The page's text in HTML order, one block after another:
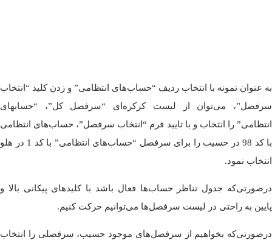
به عنوان نمونه با انتخاب ردیف “حساب‌های انتظامی” و زدن کلید “انتخاب
سرفصل”، می‌توان از لیست کرکره‌ای “سرفصل کل”، “حسابهای
انتظامی” را انتخاب و با تایید فرم “انتخاب سرفصل”، حساب‌های انتظامی
با کد 98 در حسیب را برای سرفصل “حساب‌های انتظامی” با کد 1 در هلو
انتخاب نمود.
درصورتی‌که جدول تناظر حساب‌ها فعال باشد با کلیدهای پیکانی بالا و
پایین به راحتی در لیست سرفصل‌ها می‌توانیم حرکت کنیم.
درصورتی‌که بخواهیم از سرفصل‌های موجود حسیب، سرفصلی را انتخاب